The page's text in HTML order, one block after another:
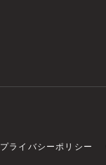
プライバシーポリシー